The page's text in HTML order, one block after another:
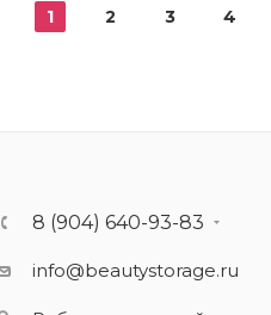
1 2 3 4
8 (904) 640-93-83
info@beautystorage.ru